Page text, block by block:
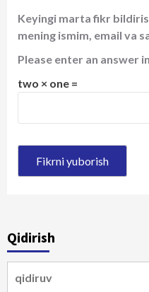
Keyingi marta fikr
mening ismim, email va
Please enter an answer
two × one =
Qidirish